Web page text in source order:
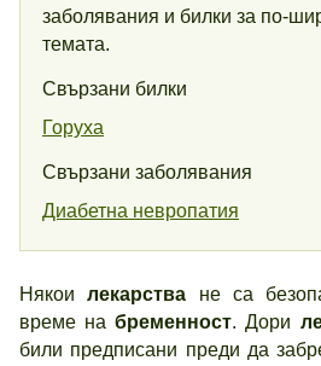
заболявания и билки за по-
темата.
Свързани билки
Горуха
Свързани заболявания
Диабетна невропатия
Някоилекарства не са
време набременност. Дори
били предписани преди да